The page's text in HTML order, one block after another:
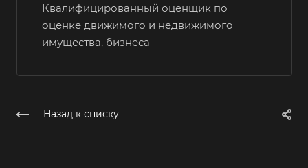
Квалифицированный оценщик по
оценке движимого и недвижимого
имущества, бизнеса
Назад к списку
Гатчина
Геленджик
Глазов